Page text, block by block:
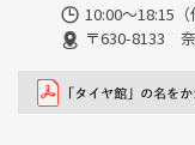
10:00～18:15
〒630-8133